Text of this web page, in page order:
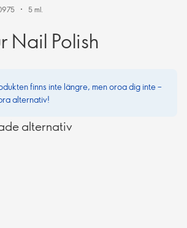
Nail Polish
5 ml.
finns inte längre, men oroa dig inte –
alternativ!
alternativ